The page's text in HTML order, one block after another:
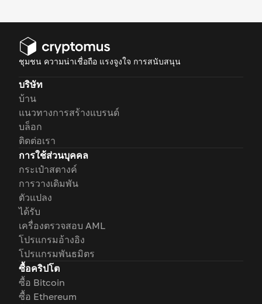
ชุมชน ความน่าเชื่อถือ แรงจูงใจ การสนับสนุน
บริษัท
บ้าน
แนวทางการสร้างแบรนด์
บล็อก
ติดต่อเรา
การใช้ส่วนบุคคล
กระเป๋าสตางค์
การวางเดิมพัน
ตัวแปลง
ได้รับ
เครื่องตรวจสอบ AML
โปรแกรมอ้างอิง
โปรแกรมพันธมิตร
ซื้อคริปโต
ซื้อ Bitcoin
ซื้อ Ethereum